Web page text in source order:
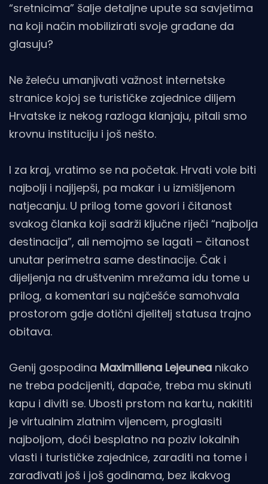
“sretnicima” šalje detaljne upute sa savjetima
na koji način mobilizirati svoje građane da
glasuju?
Ne želeću umanjivati važnost internetske
stranice kojoj se turističke zajednice diljem
Hrvatske iz nekog razloga klanjaju, pitali smo
krovnu instituciju i još nešto.
I za kraj, vratimo se na početak. Hrvati vole biti
najbolji i najljepši, pa makar i u izmišljenom
natjecanju. U prilog tome govori i čitanost
svakog članka koji sadrži ključne riječi “najbolja
destinacija”, ali nemojmo se lagati – čitanost
unutar perimetra same destinacije. Čak i
dijeljenja na društvenim mrežama idu tome u
prilog, a komentari su najčešće samohvala
prostorom gdje dotični djelitelj statusa trajno
obitava.
Genij gospodina Maximiliena Lejeunea nikako
ne treba podcijeniti, dapače, treba mu skinuti
kapu i diviti se. Ubosti prstom na kartu, nakititi
je virtualnim zlatnim vijencem, proglasiti
najboljom, doći besplatno na poziv lokalnih
vlasti i turističke zajednice, zaraditi na tome i
zarađivati još i još godinama, bez ikakvog